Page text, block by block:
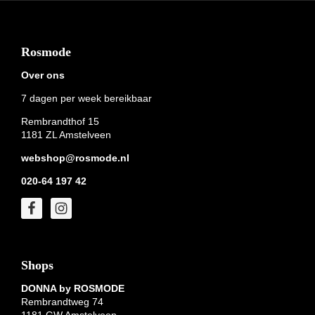
Footer
Rosmode
Over ons
7 dagen per week bereikbaar
Rembrandthof 15
1181 ZL Amstelveen
webshop@rosmode.nl
020-64 197 42
Shops
DONNA by ROSMODE
Rembrandtweg 74